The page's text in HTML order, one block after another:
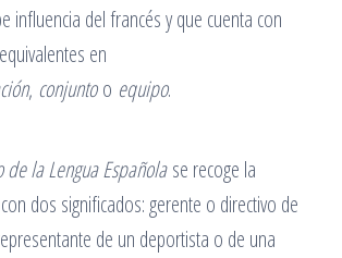
influencia del francés y que cuenta con
en
, conjuntoo equipo.
de la Lengua Españolase recoge la
dos significados: gerente o directivo de
de un deportista o de una